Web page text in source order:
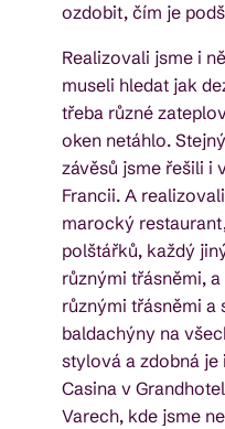
ozdobit, čím je
Realizovali jsme i
museli hledat jak
třeba různé
oken netáhlo.
závěsů jsme řešili i
Francii. A
marocký
polštářků, každý
různými třásněmi,
různými třásněmi a
baldachýny na
stylová a zdobná
Casina v
Varech, kde jsme